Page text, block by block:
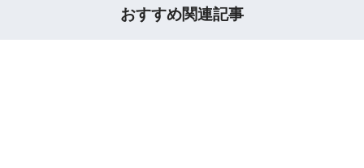
おすすめ関連記事